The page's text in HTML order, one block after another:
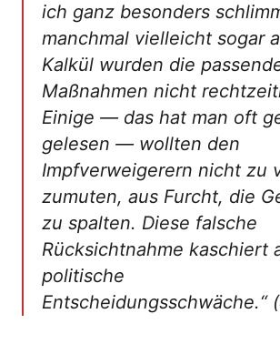
ich ganz besonders
manchmal vielleicht sogar
Kalkül wurden die
Maßnahmen nicht
Einige — das hat man oft
gelesen — wollten den
Impfverweigerern nicht zu
zumuten, aus Furcht, die
zu spalten. Diese falsche
Rücksichtnahme kaschiert
politische
Entscheidungsschwäche.“